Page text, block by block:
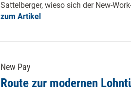
Sattelberger, wieso sich der New-
zum Artikel
New Pay
Route zur modernen